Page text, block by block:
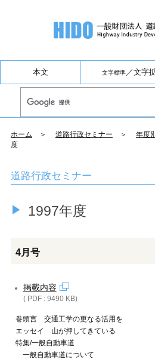
本文 文字標準／文字
ホーム ＞ 道路行政セミナー ＞ 年度
度
道路行政セミナー
1997年度
4月号
掲載内容
( PDF : 9490 KB)
巻頭言 交通工学の更なる活用を
エッセイ 山が押してきている
特集/一般自動車道
一般自動車道について